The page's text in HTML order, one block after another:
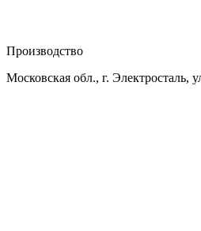
Производство
Московская обл., г. Электросталь,